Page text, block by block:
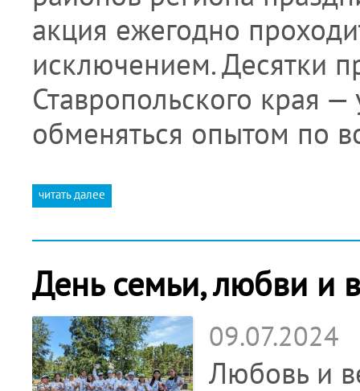
акция ежегодно
исключением. Десятки
Ставропольского края
обменяться опытом по
читать далее
День семьи, любви и
09.07.2024
Любовь и